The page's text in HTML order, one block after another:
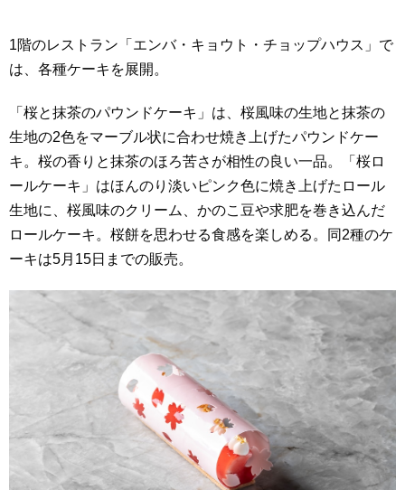
1階のレストラン「エンバ・キョウト・チョップハウス」で
は、各種ケーキを展開。
「桜と抹茶のパウンドケーキ」は、桜風味の生地と抹茶の
生地の2色をマーブル状に合わせ焼き上げたパウンドケー
キ。桜の香りと抹茶のほろ苦さが相性の良い一品。「桜ロ
ールケーキ」はほんのり淡いピンク色に焼き上げたロール
生地に、桜風味のクリーム、かのこ豆や求肥を巻き込んだ
ロールケーキ。桜餅を思わせる食感を楽しめる。同2種のケ
ーキは5月15日までの販売。